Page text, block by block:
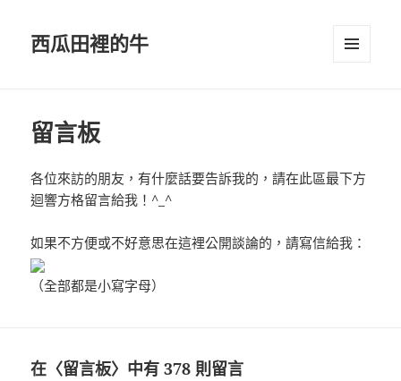
西瓜田裡的牛
留言板
各位來訪的朋友，有什麼話要告訴我的，請在此區最下方
迴響方格留言給我！^_^
如果不方便或不好意思在這裡公開談論的，請寫信給我：
（全部都是小寫字母）
在〈留言板〉中有 378 則留言